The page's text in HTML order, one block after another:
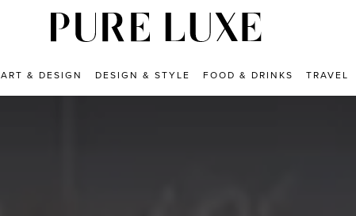
ART & DESIGN DESIGN & STYLE FOOD & DRINKS TRAVEL